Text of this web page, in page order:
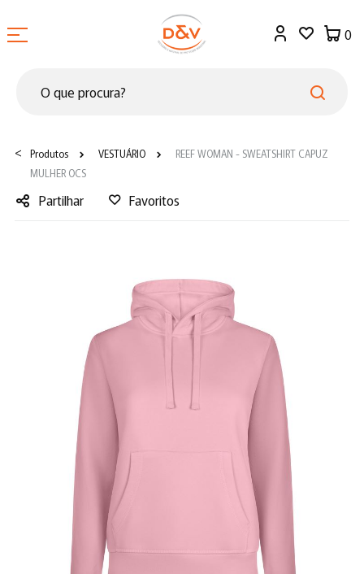
0
< Produtos VESTUÁRIO
REEF WOMAN - SWEATSHIRT CAPUZ
MULHER OCS
Partilhar
Favoritos